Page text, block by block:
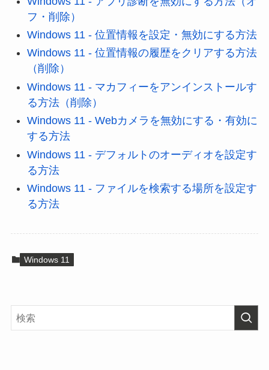
フ・削除）
Windows 11 - 位置情報を設定・無効にする方法
Windows 11 - 位置情報の履歴をクリアする方法
（削除）
Windows 11 - マカフィーをアンインストールす
る方法（削除）
Windows 11 - Webカメラを無効にする・有効に
する方法
Windows 11 - デフォルトのオーディオを設定す
る方法
Windows 11 - ファイルを検索する場所を設定す
る方法
Windows 11